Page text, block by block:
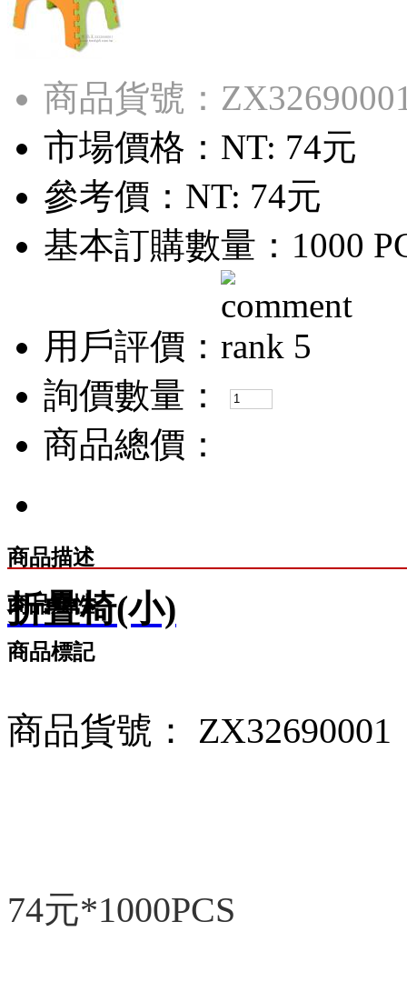
商品貨號：
市場價格： NT: 74元
參考價： NT: 74元
基本訂購數量：1000
用戶評價：
詢價數量：
商品總價：
商品描述
商品屬性
商品標記
折疊椅(小)
商品貨號： ZX32690001
74元*1000PCS